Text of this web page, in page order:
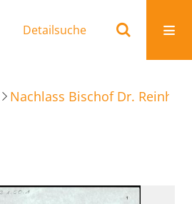
Detailsuche
Nachlass Bischof Dr.